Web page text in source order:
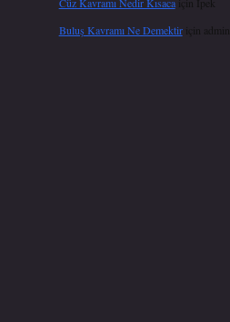
Buluş Kavramı Ne Demektiriçin admin